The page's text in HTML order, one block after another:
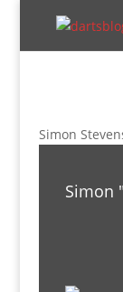
Simon
Simon